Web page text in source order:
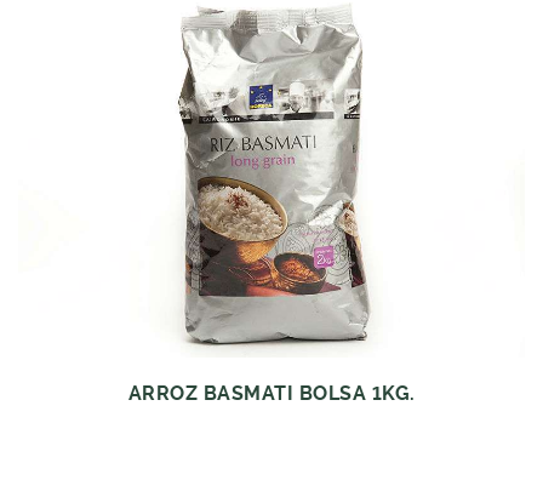
ARROZ BASMATI BOLSA 1KG.